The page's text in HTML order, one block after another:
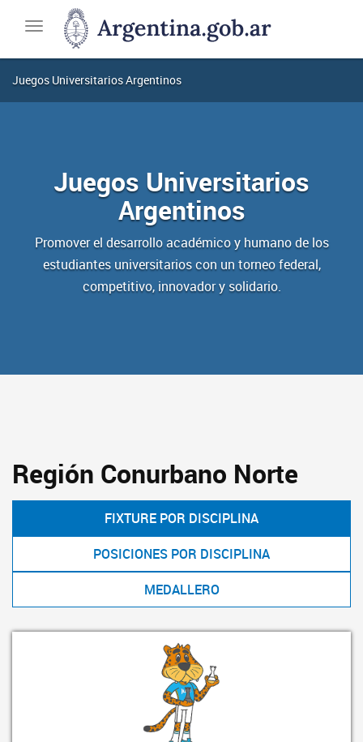
Toggle
navigation
JUAR Ministerio
de
Juegos Universitarios Argentinos
Juegos Universitarios
Argentinos
Promover el desarrollo académico y humano de los
estudiantes universitarios con un torneo federal,
competitivo, innovador y solidario.
Región Conurbano Norte
FIXTURE POR DISCIPLINA
POSICIONES POR DISCIPLINA
MEDALLERO